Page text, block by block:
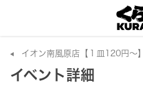
イオン南風原店【１皿120円～】
イベント詳細